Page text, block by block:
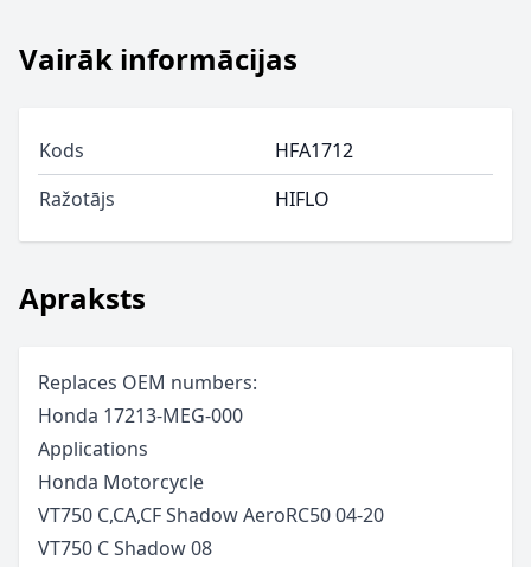
Apraksts
Replaces OEM numbers:
Honda 17213-MEG-000
Applications
Honda Motorcycle
VT750 C,CA,CF Shadow AeroRC5004-20
VT750 C Shadow08
Vairāk informācijas
Kods
HFA1712
Ražotājs
HIFLO